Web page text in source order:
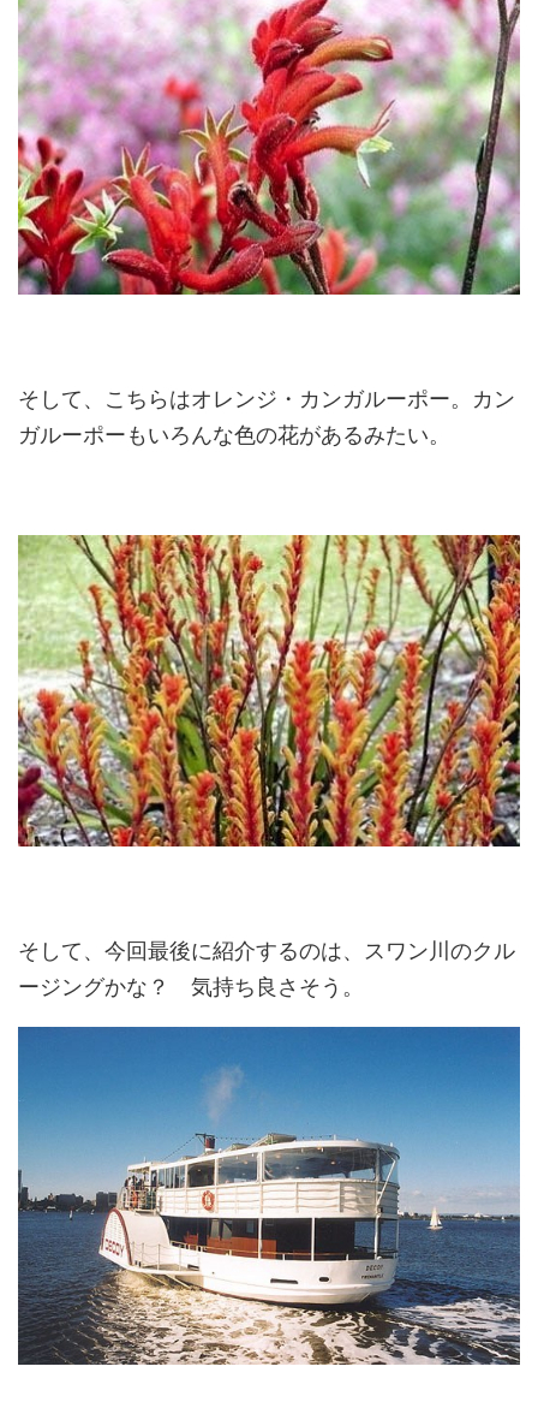
そして、こちらはオレンジ・カンガルーポー。カン
ガルーポーもいろんな色の花があるみたい。
そして、今回最後に紹介するのは、スワン川のクル
ージングかな？ 気持ち良さそう。